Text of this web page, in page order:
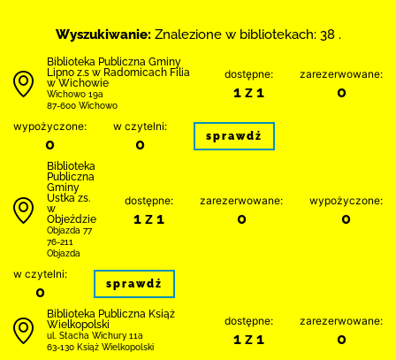
Wyszukiwanie: Znalezione w bibliotekach: 38 .
Biblioteka Publiczna Gminy
Lipno z.s w Radomicach Filia
w Wichowie
Wichowo 19a
87-600 Wichowo
dostępne:
1 z 1
zarezerwowane:
0
wypożyczone:
0
w czytelni:
0 sprawdź
Biblioteka
Publiczna
Gminy
Ustka zs.
w
Objeździe
Objazda 77
76-211
Objazda
dostępne:
1 z 1
zarezerwowane:
0
wypożyczone:
0
w czytelni:
0 sprawdź
Biblioteka Publiczna Książ
Wielkopolski
ul. Stacha Wichury 11a
63-130 Książ Wielkopolski
dostępne:
1 z 1
zarezerwowane:
0